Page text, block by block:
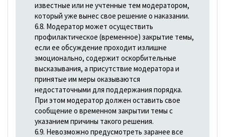
известные или не учтенные тем модератором,
который уже вынес свое решение о наказании.
6.8. Модератор может осуществить
профилактическое (временное) закрытие темы,
если ее обсуждение проходит излишне
эмоционально, содержит оскорбительные
высказывания, а присутствие модератора и
принятые им меры оказываются
недостаточными для поддержания порядка.
При этом модератор должен оставить свое
сообщение о временном закрытии темы с
указанием причины такого решения.
6.9. Невозможно предусмотреть заранее все